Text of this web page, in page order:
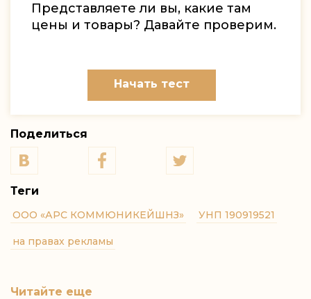
Представляете ли вы, какие там
цены и товары? Давайте проверим.
Начать тест
Поделиться
Теги
ООО «АРС КОММЮНИКЕЙШНЗ» УНП 190919521
на правах рекламы
Читайте еще